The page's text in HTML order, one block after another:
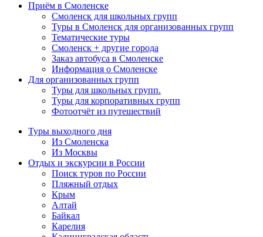
Приём в Смоленске
Смоленск для школьных групп
Туры в Смоленск для организованных групп
Тематические туры
Смоленск + другие города
Заказ автобуса в Смоленске
Информация о Смоленске
Для организованных групп
Туры для школьных групп.
Туры для корпоративных групп
Фотоотчёт из путешествий
Туры выходного дня
Из Смоленска
Из Москвы
Отдых и экскурсии в России
Поиск туров по России
Пляжный отдых
Крым
Алтай
Байкал
Карелия